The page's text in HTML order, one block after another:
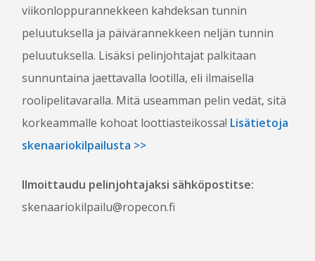
TURVALLISUUS JA VIIHTYVYYS
HÄIRINNÄNVASTAINEN LINJAUS
USEIN KYSYTTYÄ
VAPAAEHTOISILLE
PELINJOHTAJAKSI
LIPUT
viikonloppurannekkeen kahdeksan tunnin
peluutuksella ja päivärannekkeen neljän tunnin
peluutuksella. Lisäksi pelinjohtajat palkitaan
sunnuntaina jaettavalla lootilla, eli ilmaisella
roolipelitavaralla. Mitä useamman pelin vedät, sitä
korkeammalle kohoat loottiasteikossa! Lisätietoja
skenaariokilpailusta >>
Ilmoittaudu pelinjohtajaksi sähköpostitse:
skenaariokilpailu@ropecon.fi